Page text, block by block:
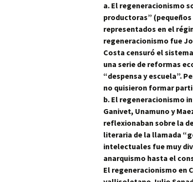
a. El regeneracionismo
productoras”
representados en el
regeneracionismo fue
Costa censuró elsistema
una serie de reformas
“despensa y escuela”.
no quisieron formar
b. El regeneracionismo
Ganivet, Unamuno y
reflexionaban sobre la
literaria de la llamada
intelectuales fue muy
anarquismo hasta el
El regeneracionismo en